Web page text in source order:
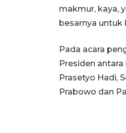
makmur, kaya,
besarnya untuk
Pada acara
Presiden
Prasetyo Hadi,
Prabowo dan